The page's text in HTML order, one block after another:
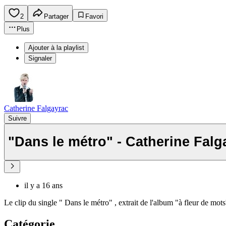
2 Partager
Favori
Plus
Ajouter à la playlist
Signaler
Catherine Falgayrac
Suivre
"Dans le métro" - Catherine
il y a 16 ans
Le clip du single " Dans le métro" , extrait de l'album "à fleur de